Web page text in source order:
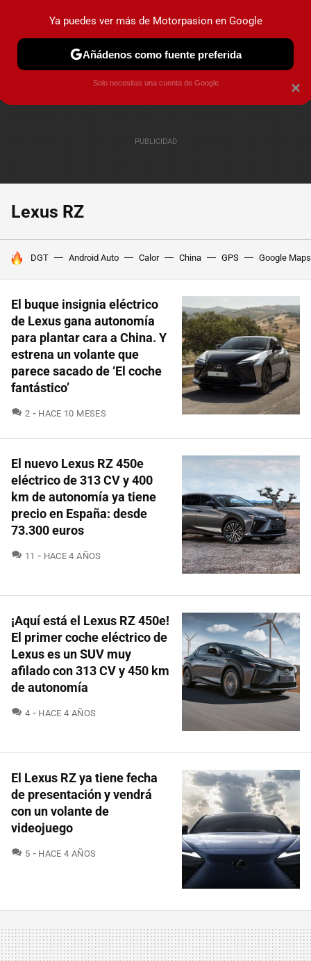
PRUEBAS COCHES ELÉCTRICOS OBSERVATORIO
Lexus RZ
HOY SE HABLA DE
DGT Android Auto Calor China GPS Google Maps
El buque insignia eléctrico
de Lexus gana autonomía
para plantar cara a China. Y
estrena un volante que
parece sacado de ‘El coche
fantástico’
2 COMENTARIOS
HACE 10 MESES
El nuevo Lexus RZ 450e
eléctrico de 313 CV y 400
km de autonomía ya tiene
precio en España: desde
73.300 euros
11 COMENTARIOS
HACE 4 AÑOS
¡Aquí está el Lexus RZ 450e!
El primer coche eléctrico de
Lexus es un SUV muy
afilado con 313 CV y 450 km
de autonomía
4 COMENTARIOS
HACE 4 AÑOS
El Lexus RZ ya tiene fecha
de presentación y vendrá
con un volante de
videojuego
5 COMENTARIOS
HACE 4 AÑOS
×
Ya puedes ver más de Motorpasion en Google
Añádenos como fuente preferida
Solo necesitas una cuenta de Google